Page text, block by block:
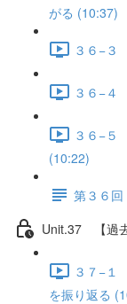
がる (10:37)
３６−３
３６−４
３６−５
(10:22)
第３６
Unit.37 【過
３７−１
を振り返る